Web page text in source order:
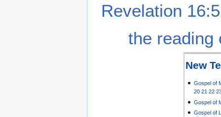
Revelation
the reading
New
Gospel of
20 21 22
Gospel of
Gospel of